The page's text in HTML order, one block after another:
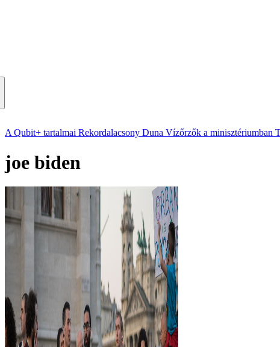
A Qubit+ tartalmai Rekordalacsony Duna Vízőrzők a minisztériumban
joe biden